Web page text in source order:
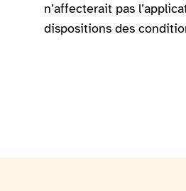
n’affecterait pas
dispositions des